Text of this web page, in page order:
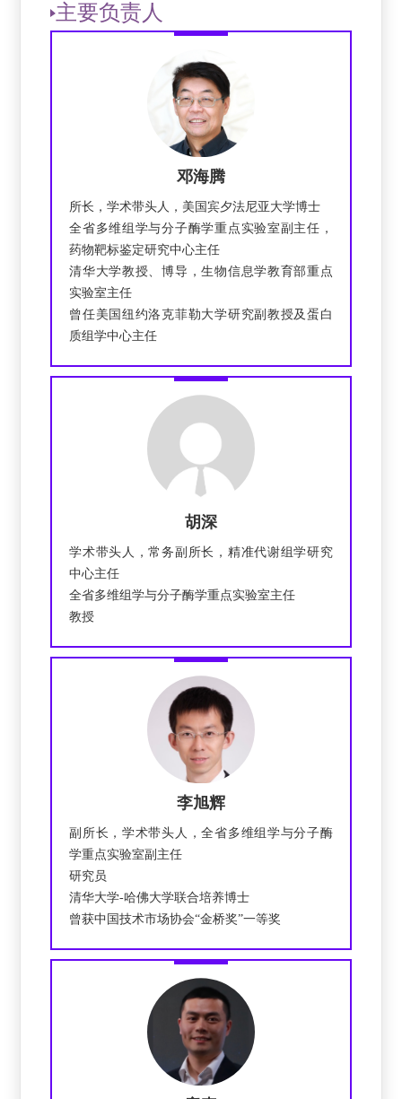
主要负责人
邓海腾
所长，学术带头人，美国宾夕法尼亚大学博士
全省多维组学与分子酶学重点实验室副主任，
药物靶标鉴定研究中心主任
清华大学教授、博导，生物信息学教育部重点
实验室主任
曾任美国纽约洛克菲勒大学研究副教授及蛋白
质组学中心主任
胡深
学术带头人，常务副所长，精准代谢组学研究
中心主任
全省多维组学与分子酶学重点实验室主任
教授
李旭辉
副所长，学术带头人，全省多维组学与分子酶
学重点实验室副主任
研究员
清华大学-哈佛大学联合培养博士
曾获中国技术市场协会“金桥奖”一等奖